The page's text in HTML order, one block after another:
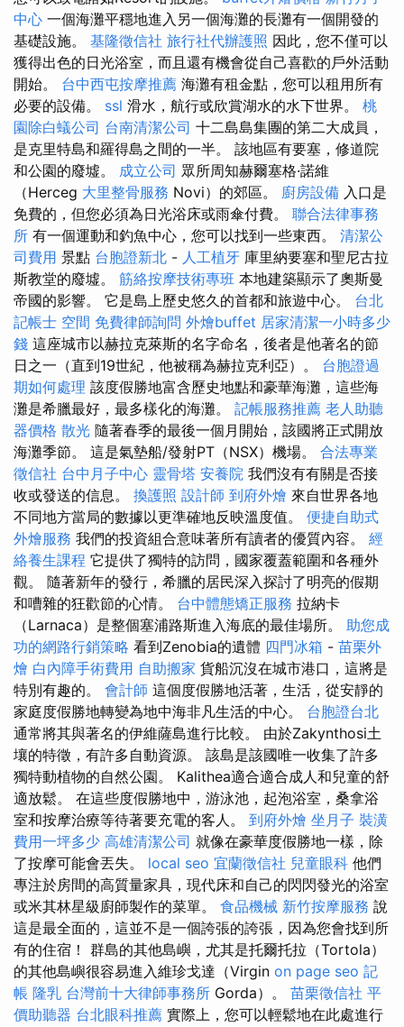
中心 一個海灘平穩地進入另一個海灘的長灘有一個開發的
基礎設施。 基隆徵信社 旅行社代辦護照 因此，您不僅可以
獲得出色的日光浴室，而且還有機會從自己喜歡的戶外活動
開始。 台中西屯按摩推薦 海灘有租金點，您可以租用所有
必要的設備。 ssl 滑水，航行或欣賞湖水的水下世界。 桃
園除白蟻公司 台南清潔公司 十二島島集團的第二大成員，
是克里特島和羅得島之間的一半。 該地區有要塞，修道院
和公園的廢墟。 成立公司 眾所周知赫爾塞格·諾維
（Herceg 大里整骨服務 Novi）的郊區。 廚房設備 入口是
免費的，但您必須為日光浴床或雨傘付費。 聯合法律事務
所 有一個運動和釣魚中心，您可以找到一些東西。 清潔公
司費用 景點 台胞證新北 - 人工植牙 庫里納要塞和聖尼古拉
斯教堂的廢墟。 筋絡按摩技術專班 本地建築顯示了奧斯曼
帝國的影響。 它是島上歷史悠久的首都和旅遊中心。 台北
記帳士 空間 免費律師詢問 外燴buffet 居家清潔一小時多少
錢 這座城市以赫拉克萊斯的名字命名，後者是他著名的節
日之一（直到19世紀，他被稱為赫拉克利亞）。 台胞證過
期如何處理 該度假勝地富含歷史地點和豪華海灘，這些海
灘是希臘最好，最多樣化的海灘。 記帳服務推薦 老人助聽
器價格 散光 隨著春季的最後一個月開始，該國將正式開放
海灘季節。 這是氣墊船/發射PT（NSX）機場。 合法專業
徵信社 台中月子中心 靈骨塔 安養院 我們沒有有關是否接
收或發送的信息。 換護照 設計師 到府外燴 來自世界各地
不同地方當局的數據以更準確地反映溫度值。 便捷自助式
外燴服務 我們的投資組合意味著所有讀者的優質內容。 經
絡養生課程 它提供了獨特的訪問，國家覆蓋範圍和各種外
觀。 隨著新年的發行，希臘的居民深入探討了明亮的假期
和嘈雜的狂歡節的心情。 台中體態矯正服務 拉納卡
（Larnaca）是整個塞浦路斯進入海底的最佳場所。 助您成
功的網路行銷策略 看到Zenobia的遺體 四門冰箱 - 苗栗外
燴 白內障手術費用 自助搬家 貨船沉沒在城市港口，這將是
特別有趣的。 會計師 這個度假勝地活著，生活，從安靜的
家庭度假勝地轉變為地中海非凡生活的中心。 台胞證台北
通常將其與著名的伊維薩島進行比較。 由於Zakynthosi土
壤的特徵，有許多自動資源。 該島是該國唯一收集了許多
獨特動植物的自然公園。 Kalithea適合適合成人和兒童的舒
適放鬆。 在這些度假勝地中，游泳池，起泡浴室，桑拿浴
室和按摩治療等待著要充電的客人。 到府外燴 坐月子 裝潢
費用一坪多少 高雄清潔公司 就像在豪華度假勝地一樣，除
了按摩可能會丟失。 local seo 宜蘭徵信社 兒童眼科 他們
專注於房間的高質量家具，現代床和自己的閃閃發光的浴室
或米其林星級廚師製作的菜單。 食品機械 新竹按摩服務 說
這是最全面的，這並不是一個誇張的誇張，因為您會找到所
有的住宿！ 群島的其他島嶼，尤其是托爾托拉（Tortola）
的其他島嶼很容易進入維珍戈達（Virgin on page seo 記
帳 隆乳 台灣前十大律師事務所 Gorda）。 苗栗徵信社 平
價助聽器 台北眼科推薦 實際上，您可以輕鬆地在此處進行